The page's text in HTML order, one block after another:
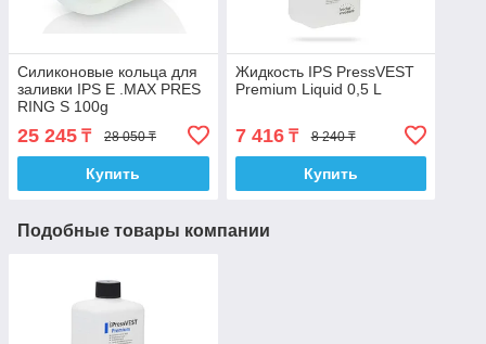
Силиконовые кольца для
заливки IPS E .MAX PRES
RING S 100g
25 245 ₸ 28 050 ₸
Купить
Жидкость IPS PressVEST
Premium Liquid 0,5 L
7 416₸ 8 240 ₸
Купить
Подобные товары компании